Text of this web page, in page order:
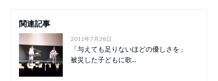
関連記事
2011年7月28日
「与えても足りないほどの優しさを」
被災した子どもに歌...